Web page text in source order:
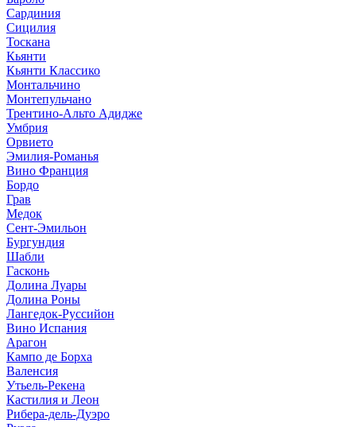
Сардиния
Сицилия
Тоскана
Кьянти
Кьянти Классико
Монтальчино
Монтепульчано
Трентино-Альто Адидже
Умбрия
Орвието
Эмилия-Романья
Вино Франция
Бордо
Грав
Медок
Сент-Эмильон
Бургундия
Шабли
Гасконь
Долина Луары
Долина Роны
Лангедок-Руссийон
Вино Испания
Арагон
Кампо де Борха
Валенсия
Утьель-Рекена
Кастилия и Леон
Рибера-дель-Дуэро